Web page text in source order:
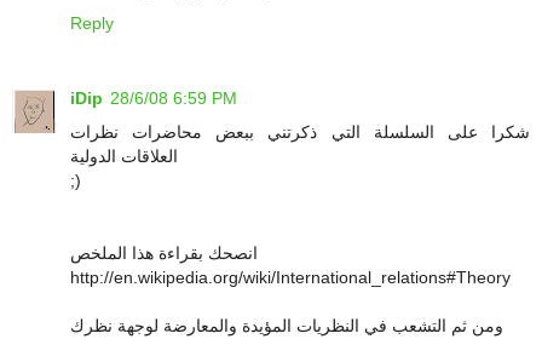
Reply
iDip 28/6/08 6:59 PM
شكرا على السلسلة التي ذكرتني ببعض محاضرات نظرات
العلاقات الدولية
;)
انصحك بقراءة هذا الملخص
http://en.wikipedia.org/wiki/International_relations#Theory
ومن ثم التشعب في النظريات المؤيدة والمعارضة لوجهة نظرك